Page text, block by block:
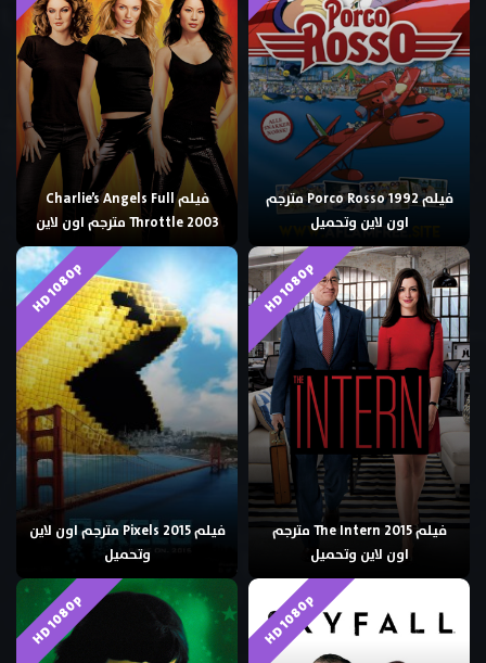
فيلم Porco Rosso 1992 مترجم
اون لاين وتحميل
فيلم Charlie’s Angels Full
Throttle 2003 مترجم اون لاين
HD 1080p
فيلم The Intern 2015 مترجم
اون لاين وتحميل
HD 1080p
فيلم Pixels 2015 مترجم اون لاين
وتحميل
HD 1080p
HD 1080p